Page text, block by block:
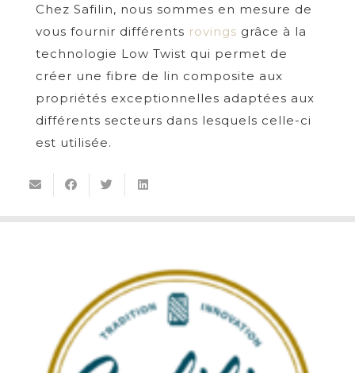
Chez Safilin, nous sommes en mesure de
vous fournir différents rovings grâce à la
technologie Low Twist qui permet de
créer une fibre de lin composite aux
propriétés exceptionnelles adaptées aux
différents secteurs dans lesquels celle-ci
est utilisée.